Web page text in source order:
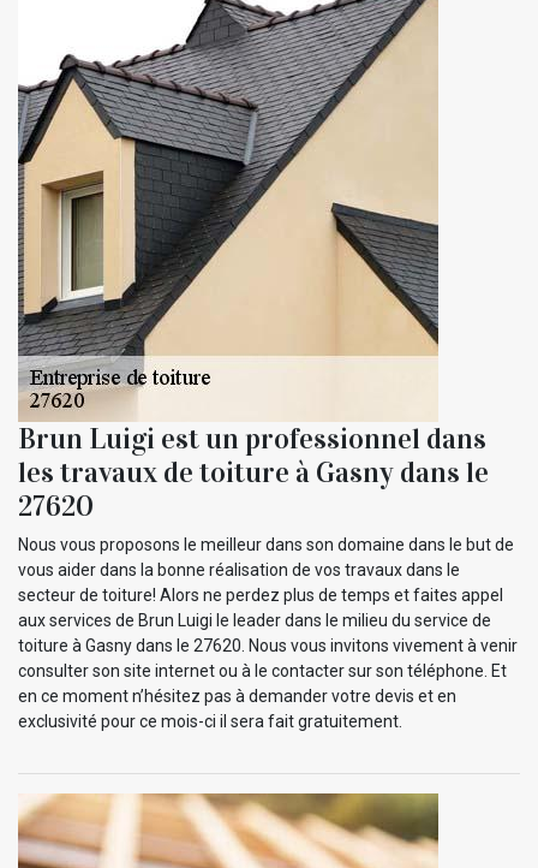
Brun Luigi est un professionnel dans
les travaux de toiture à Gasny dans le
27620
Nous vous proposons le meilleur dans son domaine dans le but de
vous aider dans la bonne réalisation de vos travaux dans le
secteur de toiture! Alors ne perdez plus de temps et faites appel
aux services de Brun Luigi le leader dans le milieu du service de
toiture à Gasny dans le 27620. Nous vous invitons vivement à venir
consulter son site internet ou à le contacter sur son téléphone. Et
en ce moment n’hésitez pas à demander votre devis et en
exclusivité pour ce mois-ci il sera fait gratuitement.